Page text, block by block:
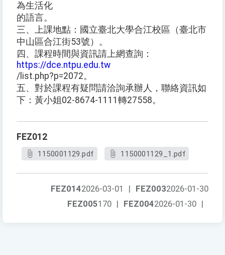
為生活化
的語言。
三、上課地點：國立臺北大學合江校區（臺北市
中山區合江街53號）。
四、課程時間與資訊請上網查詢：
https://dce.ntpu.edu.tw
/list.php?p=2072。
五、對於課程有疑問請洽詢承辦人，聯絡資訊如
下：黃小姐02-8674-1111轉27558。
FEZ012
1150001129.pdf 1150001129_1.pdf
FEZ0032026-01-30
FEZ0142026-03-01
|
FEZ0042026-01-30 |
FEZ005170 |